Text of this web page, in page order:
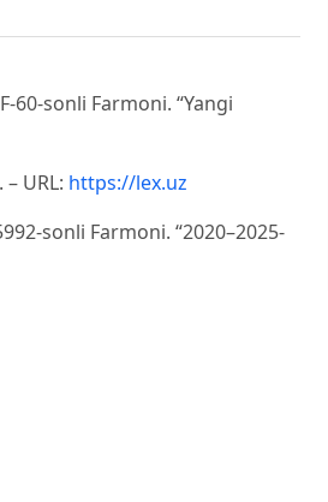
60-sonli Farmoni. “Yangi
URL: https://lex.uz
sonli Farmoni. “2020–2025-